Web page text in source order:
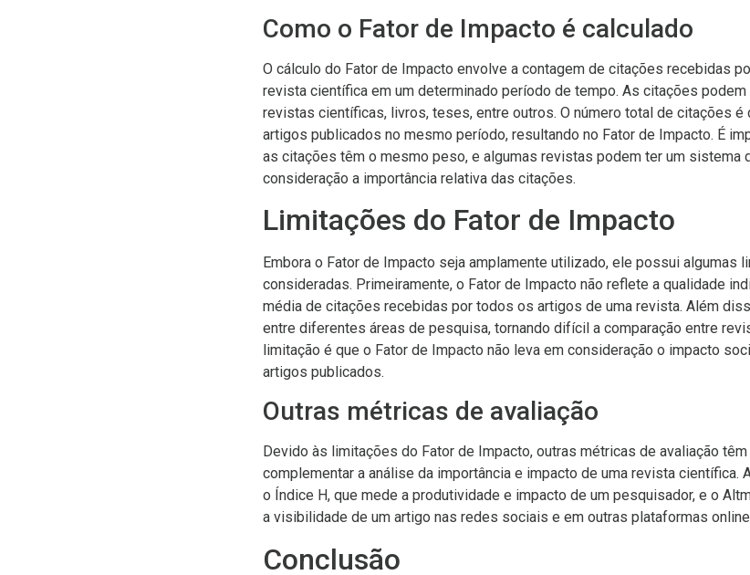
Como o Fator de Impacto é calculado
O cálculo do Fator de Impacto envolve a contagem de citações recebidas
revista científica em um determinado período de tempo. As citações
revistas científicas, livros, teses, entre outros. O número total de citações
artigos publicados no mesmo período, resultando no Fator de Impacto. É
as citações têm o mesmo peso, e algumas revistas podem ter um sistema
consideração a importância relativa das citações.
Limitações do Fator de Impacto
Embora o Fator de Impacto seja amplamente utilizado, ele possui algumas
consideradas. Primeiramente, o Fator de Impacto não reflete a qualidade
média de citações recebidas por todos os artigos de uma revista. Além
entre diferentes áreas de pesquisa, tornando difícil a comparação entre
limitação é que o Fator de Impacto não leva em consideração o impacto
artigos publicados.
Outras métricas de avaliação
Devido às limitações do Fator de Impacto, outras métricas de avaliação
complementar a análise da importância e impacto de uma revista científica.
o Índice H, que mede a produtividade e impacto de um pesquisador, e o
a visibilidade de um artigo nas redes sociais e em outras plataformas
Conclusão